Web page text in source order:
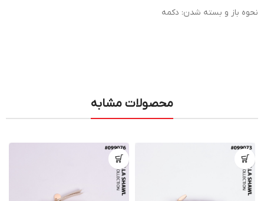
نحوه باز و بسته شدن: دکمه
محصولات مشابه